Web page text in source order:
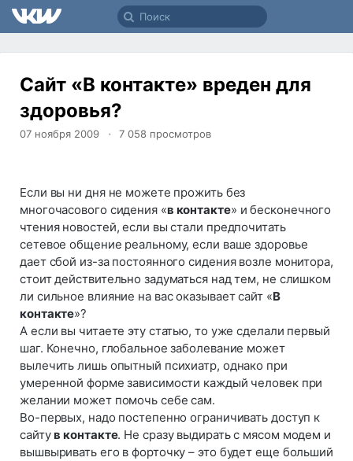
Сайт «В контакте» вреден для
здоровья?
07 ноября 2009 7 058 просмотров
Если вы ни дня не можете прожить без
многочасового сидения «в контакте» и бесконечного
чтения новостей, если вы стали предпочитать
сетевое общение реальному, если ваше здоровье
дает сбой из-за постоянного сидения возле монитора,
стоит действительно задуматься над тем, не слишком
ли сильное влияние на вас оказывает сайт «В
контакте»?
А если вы читаете эту статью, то уже сделали первый
шаг. Конечно, глобальное заболевание может
вылечить лишь опытный психиатр, однако при
умеренной форме зависимости каждый человек при
желании может помочь себе сам.
Во-первых, надо постепенно ограничивать доступ к
сайту в контакте. Не сразу выдирать с мясом модем и
вышвыривать его в форточку – это будет еще больший